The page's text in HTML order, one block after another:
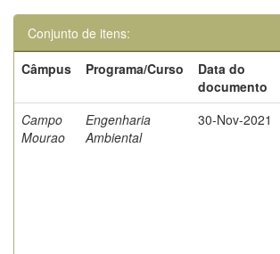
Conjunto de itens:
Câmpus
Programa/Curso
Data do
documento
Campo
Mourao
Engenharia
Ambiental
30-Nov-2021